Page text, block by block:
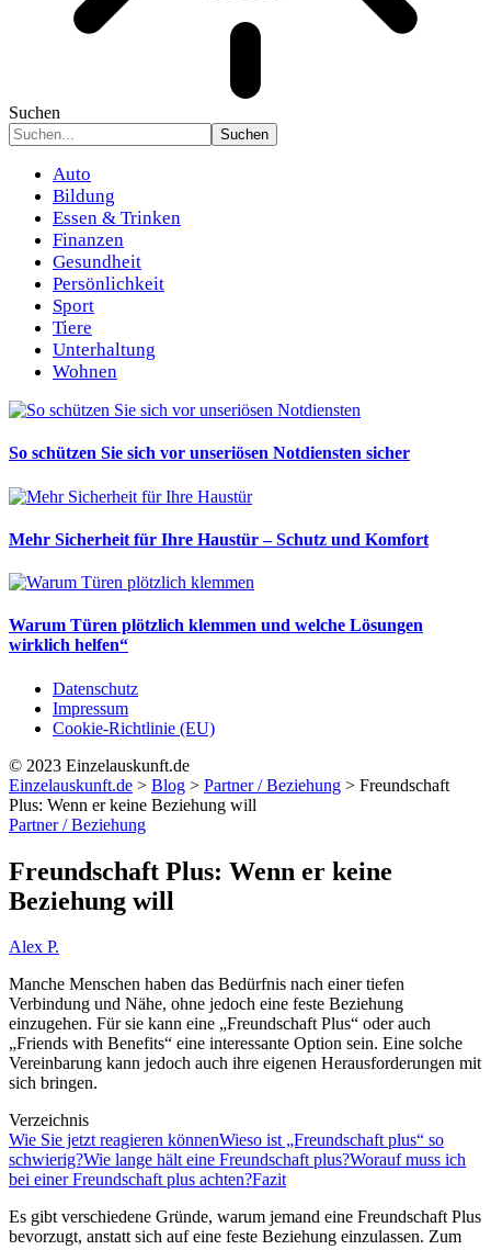
Suchen
Auto
Bildung
Essen & Trinken
Finanzen
Gesundheit
Persönlichkeit
Sport
Tiere
Unterhaltung
Wohnen
So schützen Sie sich vor unseriösen Notdiensten sicher
Mehr Sicherheit für Ihre Haustür – Schutz und Komfort
Warum Türen plötzlich klemmen und welche Lösungen
wirklich helfen“
Datenschutz
Impressum
Cookie-Richtlinie (EU)
© 2023 Einzelauskunft.de
Einzelauskunft.de > Blog > Partner / Beziehung > Freundschaft
Plus: Wenn er keine Beziehung will
Partner / Beziehung
Freundschaft Plus: Wenn er keine
Beziehung will
Alex P.
Manche Menschen haben das Bedürfnis nach einer tiefen
Verbindung und Nähe, ohne jedoch eine feste Beziehung
einzugehen. Für sie kann eine „Freundschaft Plus“ oder auch
„Friends with Benefits“ eine interessante Option sein. Eine solche
Vereinbarung kann jedoch auch ihre eigenen Herausforderungen mit
sich bringen.
Verzeichnis
Wie Sie jetzt reagieren könnenWieso ist „Freundschaft plus“ so
schwierig?Wie lange hält eine Freundschaft plus?Worauf muss ich
bei einer Freundschaft plus achten?Fazit
Es gibt verschiedene Gründe, warum jemand eine Freundschaft Plus
bevorzugt, anstatt sich auf eine feste Beziehung einzulassen. Zum